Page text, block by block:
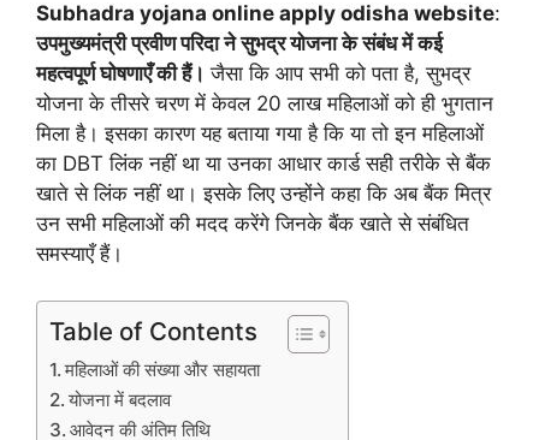
Subhadra yojana online apply odisha website:
उपमुख्यमंत्री प्रवीण परिदा ने सुभद्र योजना के संबंध में कई
महत्वपूर्ण घोषणाएँ की हैं। जैसा कि आप सभी को पता है, सुभद्र
योजना के तीसरे चरण में केवल 20 लाख महिलाओं को ही भुगतान
मिला है। इसका कारण यह बताया गया है कि या तो इन महिलाओं
का DBT लिंक नहीं था या उनका आधार कार्ड सही तरीके से बैंक
खाते से लिंक नहीं था। इसके लिए उन्होंने कहा कि अब बैंक मित्र
उन सभी महिलाओं की मदद करेंगे जिनके बैंक खाते से संबंधित
समस्याएँ हैं।
Table of Contents
महिलाओं की संख्या और सहायता
योजना में बदलाव
आवेदन की अंतिम तिथि